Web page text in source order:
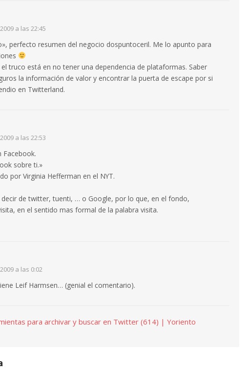
a las 22:45
perfecto resumen del negocio dospuntoceril. Me lo apunto para
truco está en no tener una dependencia de plataformas. Saber
la información de valor y encontrar la puerta de escape por si
en Twitterland.
a las 22:53
Facebook.
sobre ti.»
por Virginia Hefferman en el NYT.
de twitter, tuenti, … o Google, por lo que, en el fondo,
en el sentido mas formal de la palabra visita.
a las 0:02
Leif Harmsen… (genial el comentario).
para archivar y buscar en Twitter (614) | Yoriento